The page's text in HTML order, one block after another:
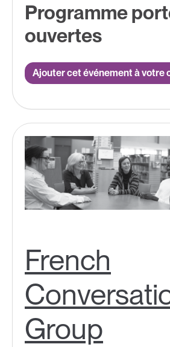
Programme
ouvertes
Ajouter cet événement à votre
French
Group